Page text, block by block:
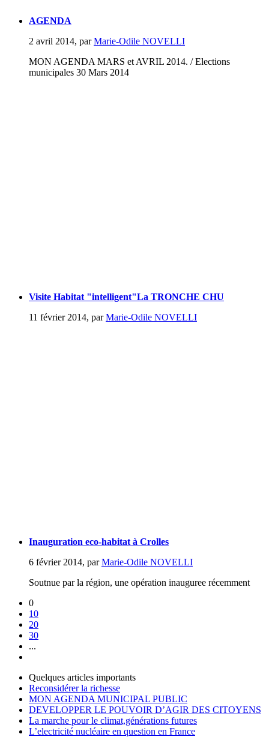
AGENDA
2 avril 2014, parMarie-Odile NOVELLI
MON AGENDA MARS et AVRIL 2014. / Elections
municipales 30 Mars 2014
Visite Habitat "intelligent"La TRONCHE CHU
11 février 2014, parMarie-Odile NOVELLI
Inauguration eco-habitat à Crolles
6 février 2014, parMarie-Odile NOVELLI
Soutnue par la région, une opération inauguree récemment
0
10
20
30
...
Quelques articles importants
Reconsidérer la richesse
MON AGENDA MUNICIPAL PUBLIC
DEVELOPPER LE POUVOIR D’AGIR DES CITOYENS
La marche pour le climat,générations futures
L’electricité nucléaire en question en France